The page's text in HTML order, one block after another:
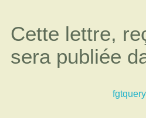
Cette lettre,
sera publiée